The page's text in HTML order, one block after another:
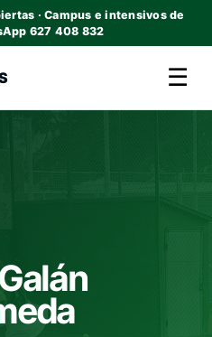
· Campus e intensivos de
627 408 832
☰